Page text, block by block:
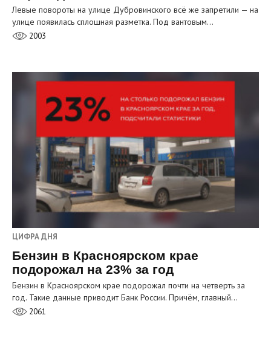
Левые повороты на улице Дубровинского всё же запретили — на
улице появилась сплошная разметка. Под вантовым…
2003
ЦИФРА ДНЯ
Бензин в Красноярском крае
подорожал на 23% за год
Бензин в Красноярском крае подорожал почти на четверть за
год. Такие данные приводит Банк России. Причём, главный…
2061